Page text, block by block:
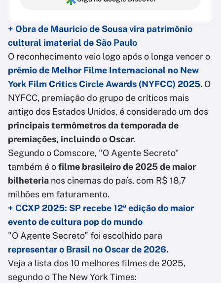
+ Obra de Mauricio de Sousa vira patrimônio
cultural imaterial de São Paulo
O reconhecimento veio logo após o longa vencer o
prêmio de Melhor Filme Internacional no New
York Film Critics Circle Awards (NYFCC) 2025. O
NYFCC, premiação do grupo de críticos mais
antigo dos Estados Unidos, é considerado um dos
principais termômetros da temporada de
premiações, incluindo o Oscar.
Segundo o Comscore, "O Agente Secreto"
também é ofilme brasileiro de 2025 de maior
bilheteria nos cinemas do país, com R$ 18,7
milhões em faturamento.
+ CCXP 2025: SP recebe 12ª edição do maior
evento de cultura pop do mundo
"O Agente Secreto" foi escolhido para
representar o Brasil no Oscar de 2026.
Veja a lista dos 10 melhores filmes de 2025,
segundo o The New York Times: